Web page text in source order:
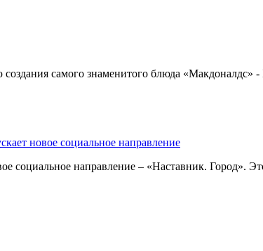
самого знаменитого блюда «Макдоналдс»
новое социальное направление
социальное направление – «Наставник. Город».